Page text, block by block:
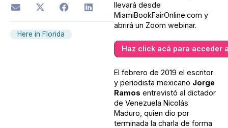
Here in Florida
llevará desde
MiamiBookFairOnline.com y
abrirá un Zoom webinar.
Haz click acá para acceder
El febrero de 2019 el escritor
y periodista mexicano Jorge
Ramos entrevistó al dictador
de Venezuela Nicolás
Maduro, quien dio por
terminada la charla de forma